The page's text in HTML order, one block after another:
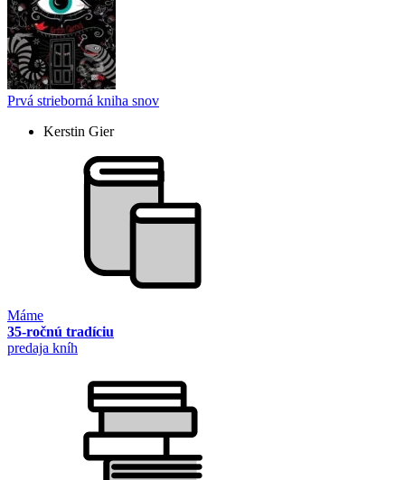
Prvá strieborná kniha snov
Kerstin Gier
Máme
35-ročnú tradíciu
predaja kníh